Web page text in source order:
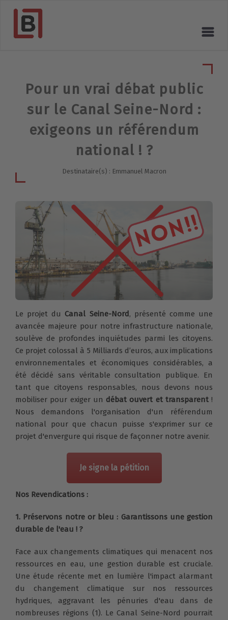
Pour un vrai débat public
sur le Canal Seine-Nord :
exigeons un référendum
national ! ?
Destinataire(s) : Emmanuel Macron
Le projet du Canal Seine-Nord , présenté comme une
avancée majeure pour notre infrastructure nationale,
soulève de profondes inquiétudes parmi les citoyens.
Ce projet colossal à 5 Milliards d’euros, aux implications
environnementales et économiques considérables, a
été décidé sans véritable consultation publique. En
tant que citoyens responsables, nous devons nous
mobiliser pour exiger un débat ouvert et transparent!
Nous demandons l'organisation d'un référendum
national pour que chacun puisse s'exprimer sur ce
projet d'envergure qui risque de façonner notre avenir.
Je signe la pétition
Nos Revendications :
1. Préservons notre or bleu : Garantissons une gestion
durable de l'eau ! ?
Face aux changements climatiques qui menacent nos
ressources en eau, une gestion durable est cruciale.
Une étude récente met en lumière l'impact alarmant
du changement climatique sur nos ressources
hydriques, aggravant les pénuries d'eau dans de
nombreuses régions (1). Le Canal Seine-Nord pourrait